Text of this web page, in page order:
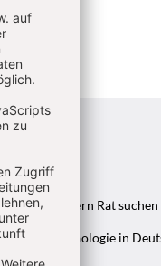
& Wenn Eltern Rat suchen
& Archäologie in